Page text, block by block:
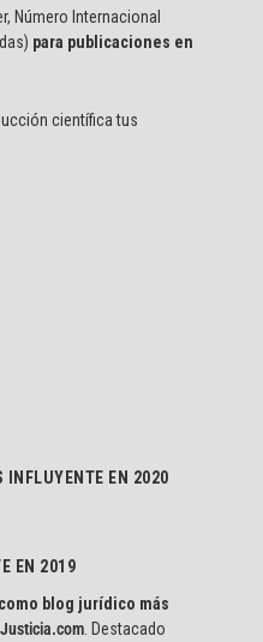
Número Internacional
para publicaciones en
científica tus
INFLUYENTE EN 2020
EN 2019
blog jurídico más
. Destacado